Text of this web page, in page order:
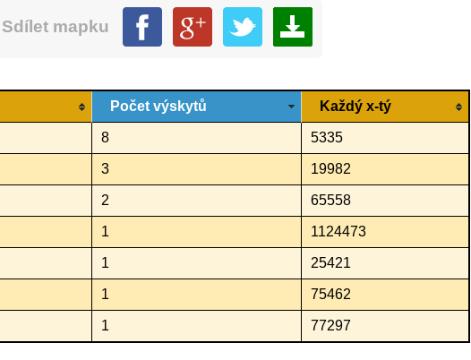
Sdílet mapku
Počet výskytů Každý x-tý
8 5335
3 19982
2 65558
1 1124473
1 25421
1 75462
1 77297